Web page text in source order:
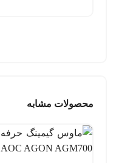
محصولات مشابه